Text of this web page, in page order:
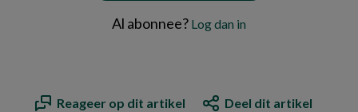
Al abonnee? Log dan in
Reageer op dit artikel Deel dit artikel